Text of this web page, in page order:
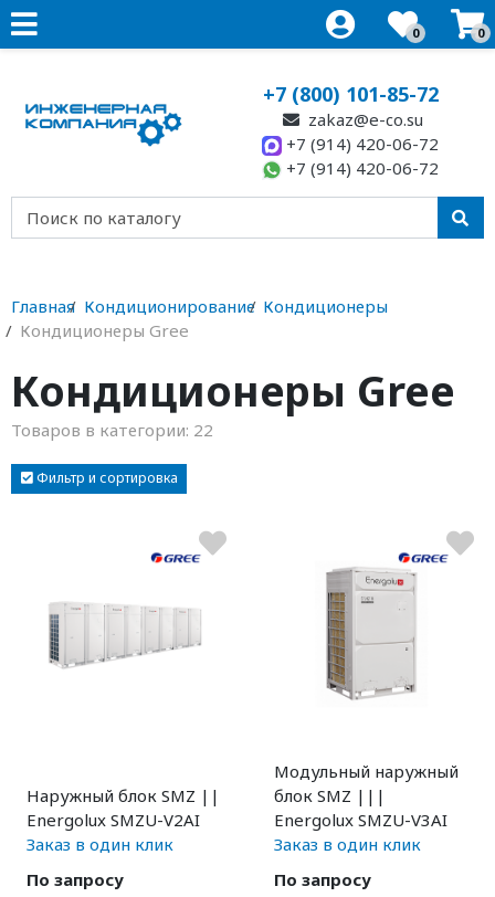
0 0
+7 (800) 101-85-72
zakaz@e-co.su
+7 (914) 420-06-72
+7 (914) 420-06-72
Главная Кондиционирование Кондиционеры
Кондиционеры Gree
Кондиционеры Gree
Товаров в категории: 22
Фильтр и сортировка
Наружный блок SMZ ||
Energolux SMZU-V2AI
Заказ в один клик
По запросу
Модульный наружный
блок SMZ |||
Energolux SMZU-V3AI
Заказ в один клик
По запросу